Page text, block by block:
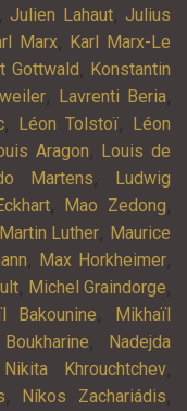
, Julien Lahaut, Julius
Marx, Karl Marx-Le
Gottwald , Konstantin
, Lavrenti Beria,
, Léon Tolstoï,
Léon
Aragon, Louis de
Martens,
Ludwig
, Mao Zedong,
Martin Luther, Maurice
, Max Horkheimer,
, Michel Graindorge,
Bakounine,
Mikhaïl
,
Nadejda
Nikita Khrouchtchev,
, Níkos Zachariádis,